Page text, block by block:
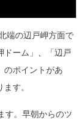
端の辺戸岬方面で
ドーム」、「辺戸
のポイントがあ
す。
す。早朝からのツ